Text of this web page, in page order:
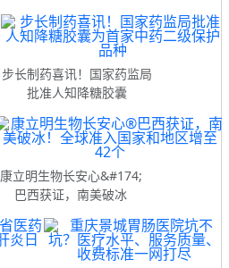
步长制药喜讯！国家药监局
批准人知降糖胶囊
康立明生物长安心&#174;
巴西获证，南美破冰